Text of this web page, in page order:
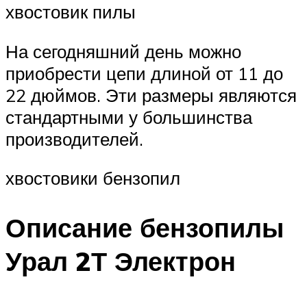
хвостовик пилы
На сегодняшний день можно
приобрести цепи длиной от 11 до
22 дюймов. Эти размеры являются
стандартными у большинства
производителей.
хвостовики бензопил
Описание бензопилы
Урал 2Т Электрон